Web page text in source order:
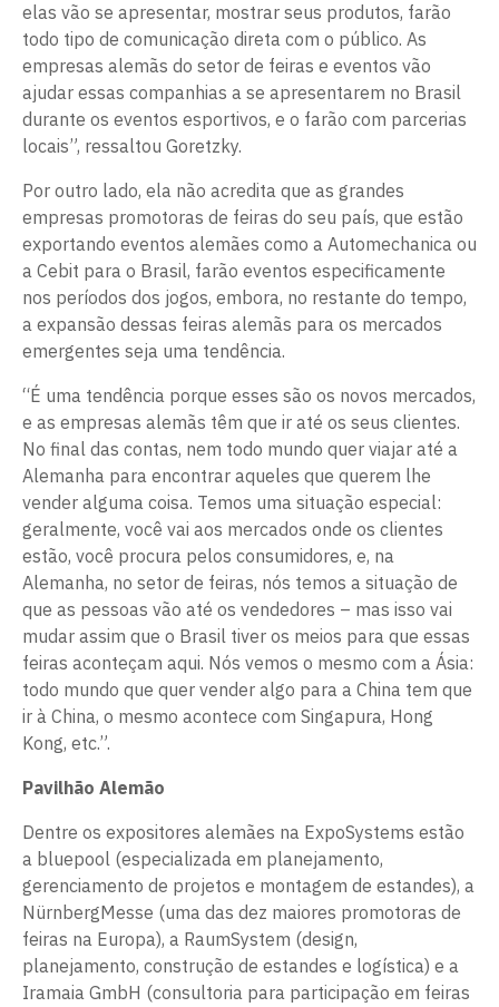
elas vão se apresentar, mostrar seus produtos, farão
todo tipo de comunicação direta com o público. As
empresas alemãs do setor de feiras e eventos vão
ajudar essas companhias a se apresentarem no Brasil
durante os eventos esportivos, e o farão com parcerias
locais”, ressaltou Goretzky.
Por outro lado, ela não acredita que as grandes
empresas promotoras de feiras do seu país, que estão
exportando eventos alemães como a Automechanica ou
a Cebit para o Brasil, farão eventos especificamente
nos períodos dos jogos, embora, no restante do tempo,
a expansão dessas feiras alemãs para os mercados
emergentes seja uma tendência.
“É uma tendência porque esses são os novos mercados,
e as empresas alemãs têm que ir até os seus clientes.
No final das contas, nem todo mundo quer viajar até a
Alemanha para encontrar aqueles que querem lhe
vender alguma coisa. Temos uma situação especial:
geralmente, você vai aos mercados onde os clientes
estão, você procura pelos consumidores, e, na
Alemanha, no setor de feiras, nós temos a situação de
que as pessoas vão até os vendedores – mas isso vai
mudar assim que o Brasil tiver os meios para que essas
feiras aconteçam aqui. Nós vemos o mesmo com a Ásia:
todo mundo que quer vender algo para a China tem que
ir à China, o mesmo acontece com Singapura, Hong
Kong, etc.”.
Pavilhão Alemão
Dentre os expositores alemães na ExpoSystems estão
a bluepool (especializada em planejamento,
gerenciamento de projetos e montagem de estandes), a
NürnbergMesse (uma das dez maiores promotoras de
feiras na Europa), a RaumSystem (design,
planejamento, construção de estandes e logística) e a
Iramaia GmbH (consultoria para participação em feiras